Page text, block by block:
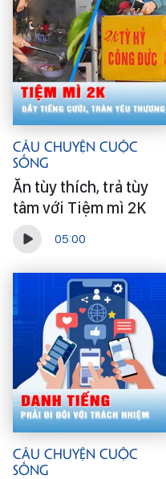
Câu Chuyện Cuộc
Sống
Ăn tùy thích, trả tùy
tâm với Tiệm mì 2K
05:00
Câu Chuyện Cuộc
Sống